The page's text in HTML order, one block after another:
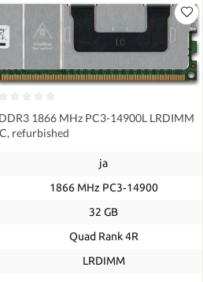
1866 MHz PC3-14900L LRDIMM
refurbished
ja
1866 MHz PC3‑14900
32 GB
Quad Rank 4R
LRDIMM